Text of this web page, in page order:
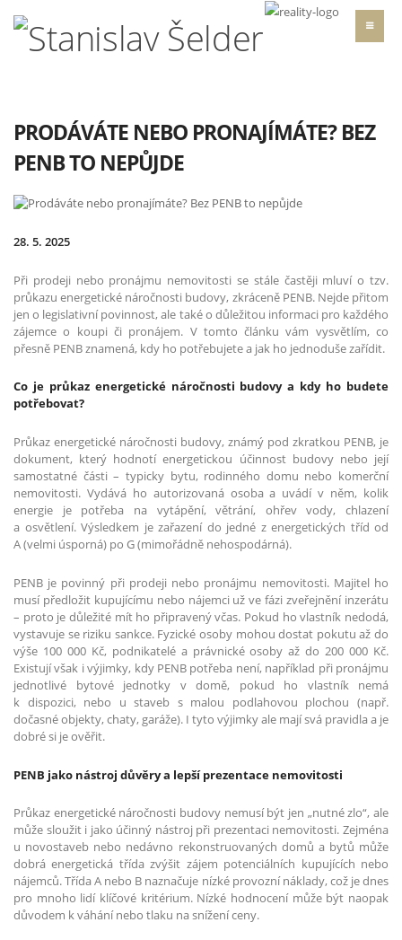
PRODÁVÁTE NEBO PRONAJÍMÁTE? BEZ
PENB TO NEPŮJDE
28. 5. 2025
Při prodeji nebo pronájmu nemovitosti se stále častěji mluví o tzv.
průkazu energetické náročnosti budovy, zkráceně PENB. Nejde přitom
jen o legislativní povinnost, ale také o důležitou informaci pro každého
zájemce o koupi či pronájem. V tomto článku vám vysvětlím, co
přesně PENB znamená, kdy ho potřebujete a jak ho jednoduše zařídit.
Co je průkaz energetické náročnosti budovy a kdy ho budete
potřebovat?
Průkaz energetické náročnosti budovy, známý pod zkratkou PENB, je
dokument, který hodnotí energetickou účinnost budovy nebo její
samostatné části – typicky bytu, rodinného domu nebo komerční
nemovitosti. Vydává ho autorizovaná osoba a uvádí v něm, kolik
energie je potřeba na vytápění, větrání, ohřev vody, chlazení
a osvětlení. Výsledkem je zařazení do jedné z energetických tříd od
A (velmi úsporná) po G (mimořádně nehospodárná).
PENB je povinný při prodeji nebo pronájmu nemovitosti. Majitel ho
musí předložit kupujícímu nebo nájemci už ve fázi zveřejnění inzerátu
– proto je důležité mít ho připravený včas. Pokud ho vlastník nedodá,
vystavuje se riziku sankce. Fyzické osoby mohou dostat pokutu až do
výše 100 000 Kč, podnikatelé a právnické osoby až do 200 000 Kč.
Existují však i výjimky, kdy PENB potřeba není, například při pronájmu
jednotlivé bytové jednotky v domě, pokud ho vlastník nemá
k dispozici, nebo u staveb s malou podlahovou plochou (např.
dočasné objekty, chaty, garáže). I tyto výjimky ale mají svá pravidla a je
dobré si je ověřit.
PENB jako nástroj důvěry a lepší prezentace nemovitosti
Průkaz energetické náročnosti budovy nemusí být jen „nutné zlo“, ale
může sloužit i jako účinný nástroj při prezentaci nemovitosti. Zejména
u novostaveb nebo nedávno rekonstruovaných domů a bytů může
dobrá energetická třída zvýšit zájem potenciálních kupujících nebo
nájemců. Třída A nebo B naznačuje nízké provozní náklady, což je dnes
pro mnoho lidí klíčové kritérium. Nízké hodnocení může být naopak
důvodem k váhání nebo tlaku na snížení ceny.